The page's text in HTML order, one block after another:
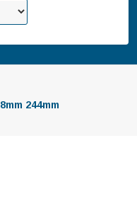
244mm